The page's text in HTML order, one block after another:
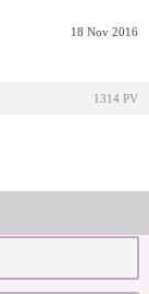
18 Nov 2016
1314 PV